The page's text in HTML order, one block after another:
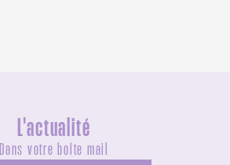
L'actualité
Dans votre boîte mail